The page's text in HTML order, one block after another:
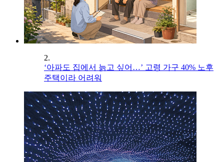
2.
‘아파도 집에서 늙고 싶어…’ 고령 가구 40% 노후
주택이라 어려워